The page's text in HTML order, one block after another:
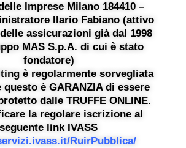
Imprese Milano 184410 –
Ilario Fabiano (attivo
assicurazioni già dal 1998
MAS S.p.A. di cui è stato
fondatore)
è regolarmente sorvegliata
questo è GARANZIA di essere
dalle TRUFFE ONLINE.
la regolare iscrizione al
seguente link IVASS
RuirPubblica/